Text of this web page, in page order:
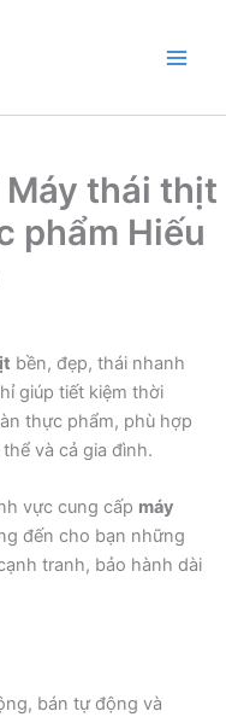
thái thịt
phẩm Hiếu
bền, đẹp, thái nhanh
giúp tiết kiệm thời
thực phẩm, phù hợp
và cả gia đình.
vực cung cấp máy
đến cho bạn những
tranh, bảo hành dài
bán tự động và